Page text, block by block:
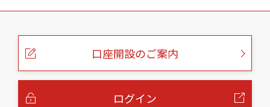
こ
口座開設のご案内
ログイン